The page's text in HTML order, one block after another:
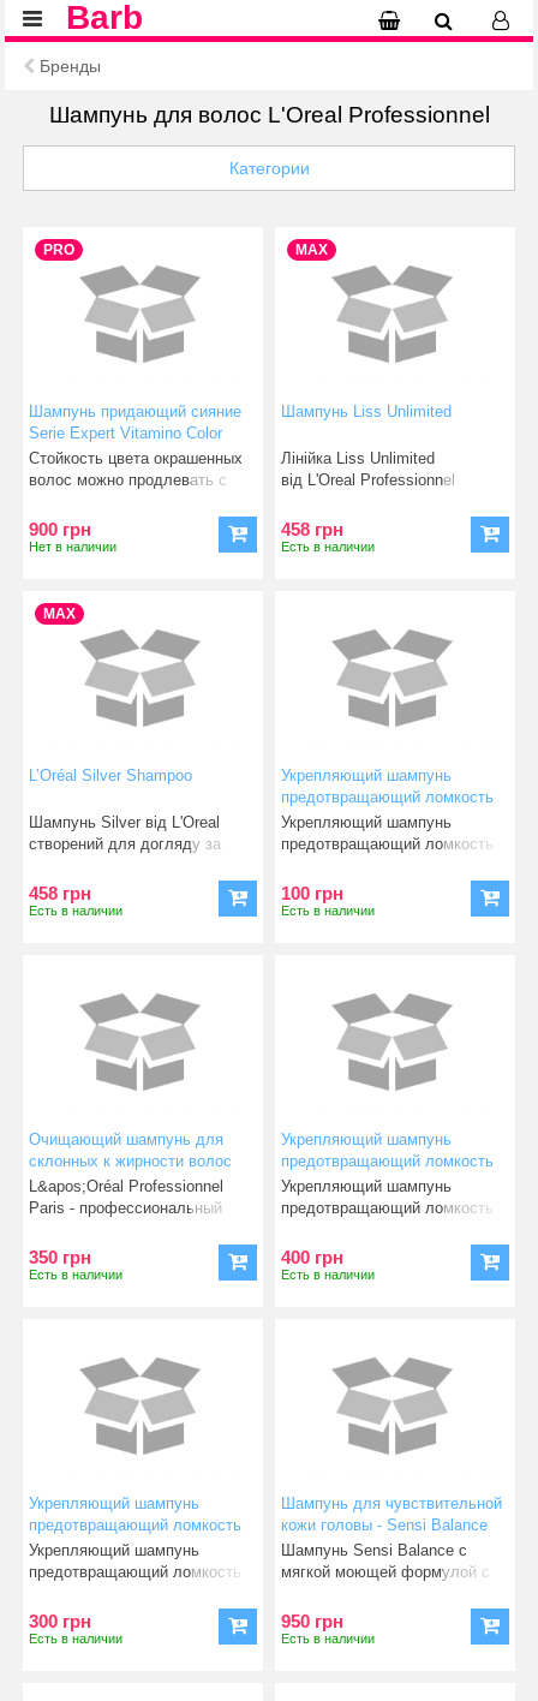
Barb
Бренды
Шампунь для волос L'Oreal Professionnel
Категории
PRO
Шампунь придающий сияние
Serie Expert Vitamino Color
L'Oreal Professionnel для
защиты цвета окрашенных
Стойкость цвета окрашенных
волос можно продлевать с
900 грн
Нет в наличии
MAX
Шампунь Liss Unlimited
Лінійка Liss Unlimited
від L'Oreal Professionnel
458 грн
Есть в наличии
MAX
L’Oréal Silver Shampoo
Шампунь Silver від L'Oreal
створений для догляду за
458 грн
Есть в наличии
Укрепляющий шампунь
предотвращающий ломкость
волос -Shampoo Loreal
professionnel INFORCER
Укрепляющий шампунь
предотвращающий ломкость
100 грн
Есть в наличии
Очищающий шампунь для
склонных к жирности волос
L'Oreal Pure Resource
L&apos;Oréal Professionnel
Paris - профессиональный
350 грн
Есть в наличии
Укрепляющий шампунь
предотвращающий ломкость
волос -shampoo Loreal
professionnel INFORCER
Укрепляющий шампунь
предотвращающий ломкость
400 грн
Есть в наличии
Укрепляющий шампунь
предотвращающий ломкость
волос -shampoo Loreal
professionnel INFORCER
Укрепляющий шампунь
предотвращающий ломкость
300 грн
Есть в наличии
Шампунь для чувствительной
кожи головы - Sensi Balance
Shampoo
Шампунь Sensi Balance с
мягкой моющей формулой с
950 грн
Есть в наличии